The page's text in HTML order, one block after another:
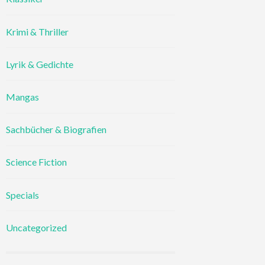
Krimi & Thriller
Lyrik & Gedichte
Mangas
Sachbücher & Biografien
Science Fiction
Specials
Uncategorized